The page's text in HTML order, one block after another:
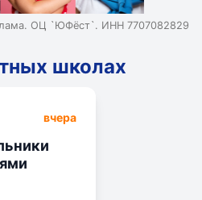
ОЦ `ЮФёст`. ИНН 7707082829
школах
вчера